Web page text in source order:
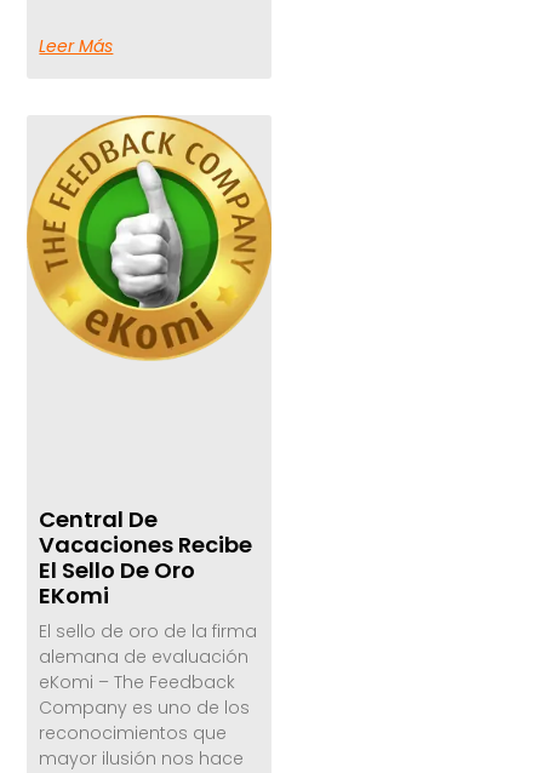
Leer Más
Central De
Vacaciones Recibe
El Sello De Oro
EKomi
El sello de oro de la firma
alemana de evaluación
eKomi – The Feedback
Company es uno de los
reconocimientos que
mayor ilusión nos hace